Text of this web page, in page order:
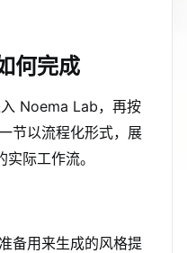
何完成
Noema Lab，再按
节以流程化形式，展
际工作流。
备用来生成的风格提